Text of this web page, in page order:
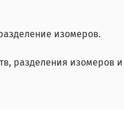
изомеров.
разделения изомеров